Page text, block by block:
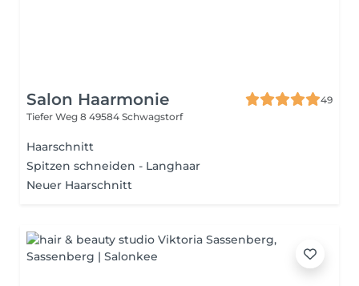
Salon Haarmonie
49
Tiefer Weg 8 49584 Schwagstorf
Haarschnitt
Spitzen schneiden - Langhaar
Neuer Haarschnitt